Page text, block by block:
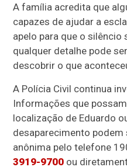
A família acredita que
capazes de ajudar a
apelo para que o silêncio
qualquer detalhe pode
descobrir o que
A Polícia Civil continua
Informações que
localização de Eduardo
desaparecimento
anônima pelo telefone
3919-9700 ou